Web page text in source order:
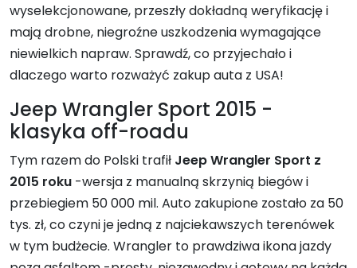
wyselekcjonowane, przeszły dokładną weryfikację i
mają drobne, niegroźne uszkodzenia wymagające
niewielkich napraw. Sprawdź, co przyjechało i
dlaczego warto rozważyć zakup auta z USA!
Jeep Wrangler Sport 2015 -
klasyka off-roadu
Tym razem do Polski trafił Jeep Wrangler Sport z
2015 roku -wersja z manualną skrzynią biegów i
przebiegiem 50 000 mil. Auto zakupione zostało za 50
tys. zł, co czyni je jedną z najciekawszych terenówek
w tym budżecie. Wrangler to prawdziwa ikona jazdy